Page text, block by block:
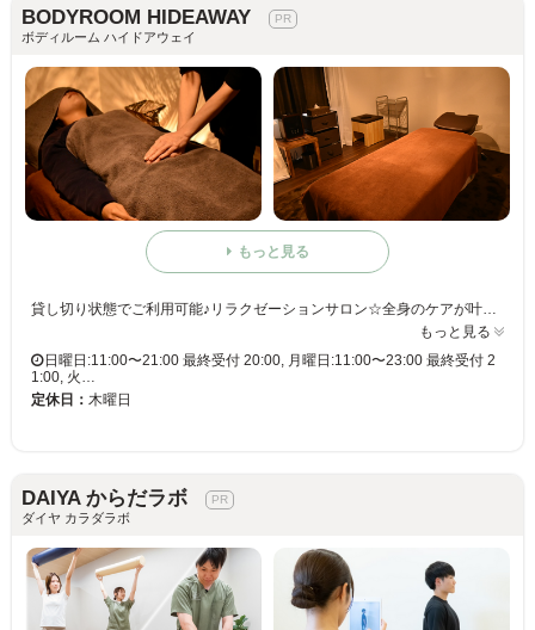
BODYROOM HIDEAWAY
ボディルーム ハイドアウェイ
もっと見る
貸し切り状態でご利用可能♪リラクゼーションサロン☆全身のケアが叶うヘッド/フット/ハンド/よもぎ蒸しなど豊富なメニュなーをご用意◎
もっと見る
日曜日:11:00〜21:00 最終受付 20:00, 月曜日:11:00〜23:00 最終受付 2
1:00, 火…
定休日： 木曜日
DAIYA からだラボ
ダイヤ カラダラボ